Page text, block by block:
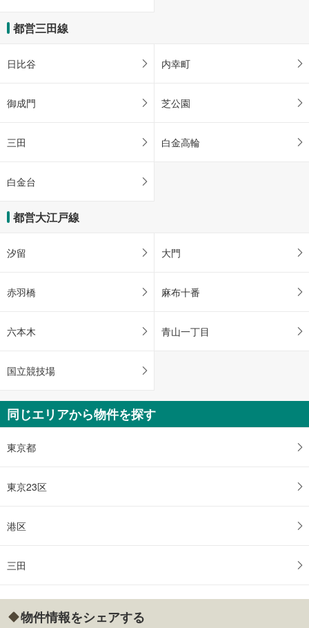
都営三田線
日比谷 内幸町
御成門 芝公園
三田 白金高輪
白金台
都営大江戸線
汐留 大門
赤羽橋 麻布十番
六本木 青山一丁目
国立競技場
同じエリアから物件を探す
東京都
東京23区
港区
三田
物件情報をシェアする